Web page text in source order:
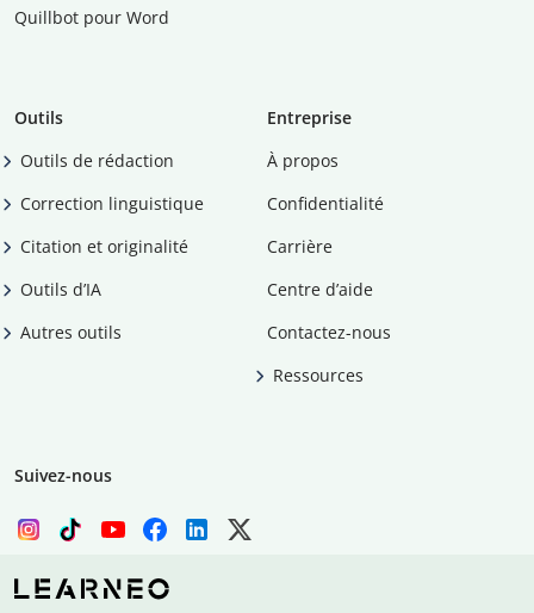
Quillbot pour Word
Outils
Outils de rédaction
Correction linguistique
Citation et originalité
Outils d’IA
Autres outils
Entreprise
À propos
Confidentialité
Carrière
Centre d’aide
Contactez-nous
Ressources
Suivez-nous